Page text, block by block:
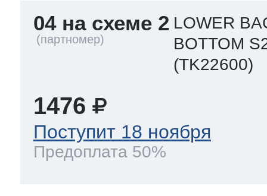
04 на схеме 2 LOWER
BOTTOM
(TK22600)
1476
Поступит 18 ноября
Предоплата 50%